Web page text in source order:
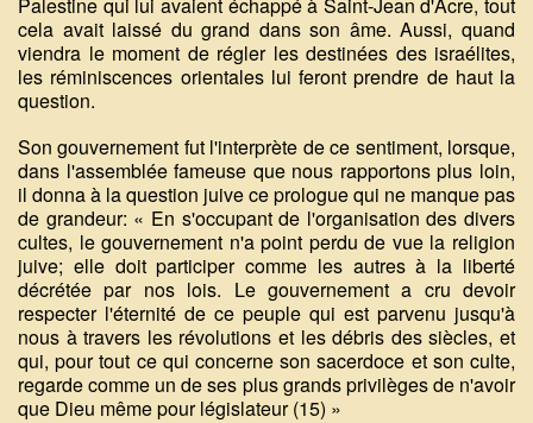
cela avait laissé du grand dans son âme. Aussi, quand
viendra le moment de régler les destinées des israélites,
les réminiscences orientales lui feront prendre de haut la
question.
Son gouvernement fut l'interprète de ce sentiment, lorsque,
dans l'assemblée fameuse que nous rapportons plus loin,
il donna à la question juive ce prologue qui ne manque pas
de grandeur: « En s'occupant de l'organisation des divers
cultes, le gouvernement n'a point perdu de vue la religion
juive; elle doit participer comme les autres à la liberté
décrétée par nos lois. Le gouvernement a cru devoir
respecter l'éternité de ce peuple qui est parvenu jusqu'à
nous à travers les révolutions et les débris des siècles, et
qui, pour tout ce qui concerne son sacerdoce et son culte,
regarde comme un de ses plus grands privilèges de n'avoir
que Dieu même pour législateur (15) »